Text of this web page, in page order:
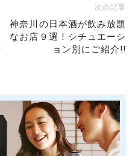
次の記事
神奈川の日本酒が飲み放題
なお店９選！シチュエーシ
ョン別にご紹介!!